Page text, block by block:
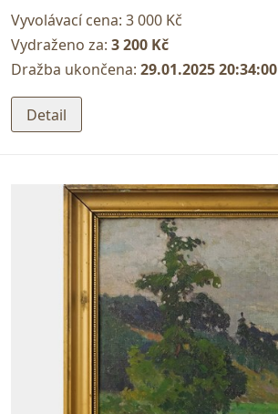
Vyvolávací cena: 3 000 Kč
Vydraženo za: 3 200 Kč
Dražba ukončena: 29.01.2025 20:34:00
Detail